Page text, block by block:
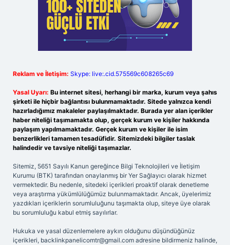
Reklam ve İletişim: Skype: live:.cid.575569c608265c69
Yasal Uyarı: Bu internet sitesi, herhangi bir marka, kurum veya şahıs
şirketi ile hiçbir bağlantısı bulunmamaktadır. Sitede yalnızca kendi
hazırladığımız makaleler paylaşılmaktadır. Burada yer alan içerikler
haber niteliği taşımamakta olup, gerçek kurum ve kişiler hakkında
paylaşım yapılmamaktadır. Gerçek kurum ve kişiler ile isim
benzerlikleri tamamen tesadüfidir. Sitemizdeki bilgiler taslak
halindedir ve tavsiye niteliği taşımazlar.
Sitemiz, 5651 Sayılı Kanun gereğince Bilgi Teknolojileri ve İletişim
Kurumu (BTK) tarafından onaylanmış bir Yer Sağlayıcı olarak hizmet
vermektedir. Bu nedenle, sitedeki içerikleri proaktif olarak denetleme
veya araştırma yükümlülüğümüz bulunmamaktadır. Ancak, üyelerimiz
yazdıkları içeriklerin sorumluluğunu taşımakta olup, siteye üye olarak
bu sorumluluğu kabul etmiş sayılırlar.
Hukuka ve yasal düzenlemelere aykırı olduğunu düşündüğünüz
içerikleri, backlinkpanelicomtr@gmail.com adresine bildirmeniz halinde,